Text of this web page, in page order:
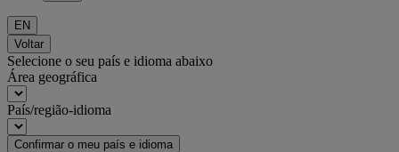
EN
Voltar
Selecione o seu país e idioma abaixo
Área geográfica
País/região-idioma
Confirmar o meu país e idioma